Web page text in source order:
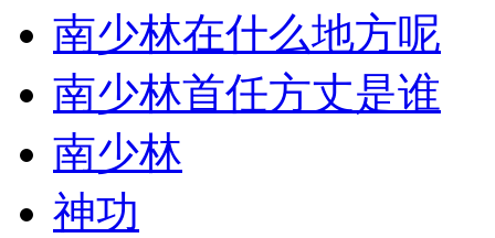
南少林在什么地方呢
南少林首任方丈是谁
南少林
神功